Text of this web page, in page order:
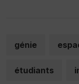
génie
étudiants